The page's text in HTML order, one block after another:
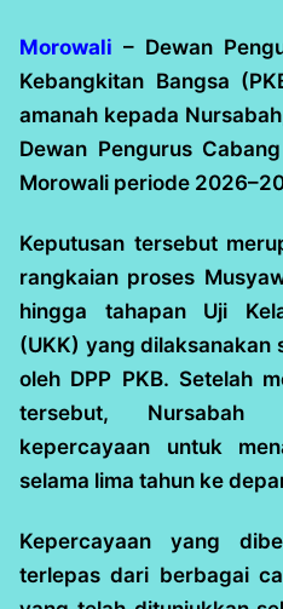
Morowali – Dewan
Kebangkitan Bangsa
amanah kepada
Dewan Pengurus
Morowali periode
Keputusan tersebut
rangkaian proses
hingga tahapan Uji
(UKK) yang
oleh DPP PKB. Setelah
tersebut, Nursabah
kepercayaan untuk
selama lima tahun ke
Kepercayaan yang
terlepas dari berbagai